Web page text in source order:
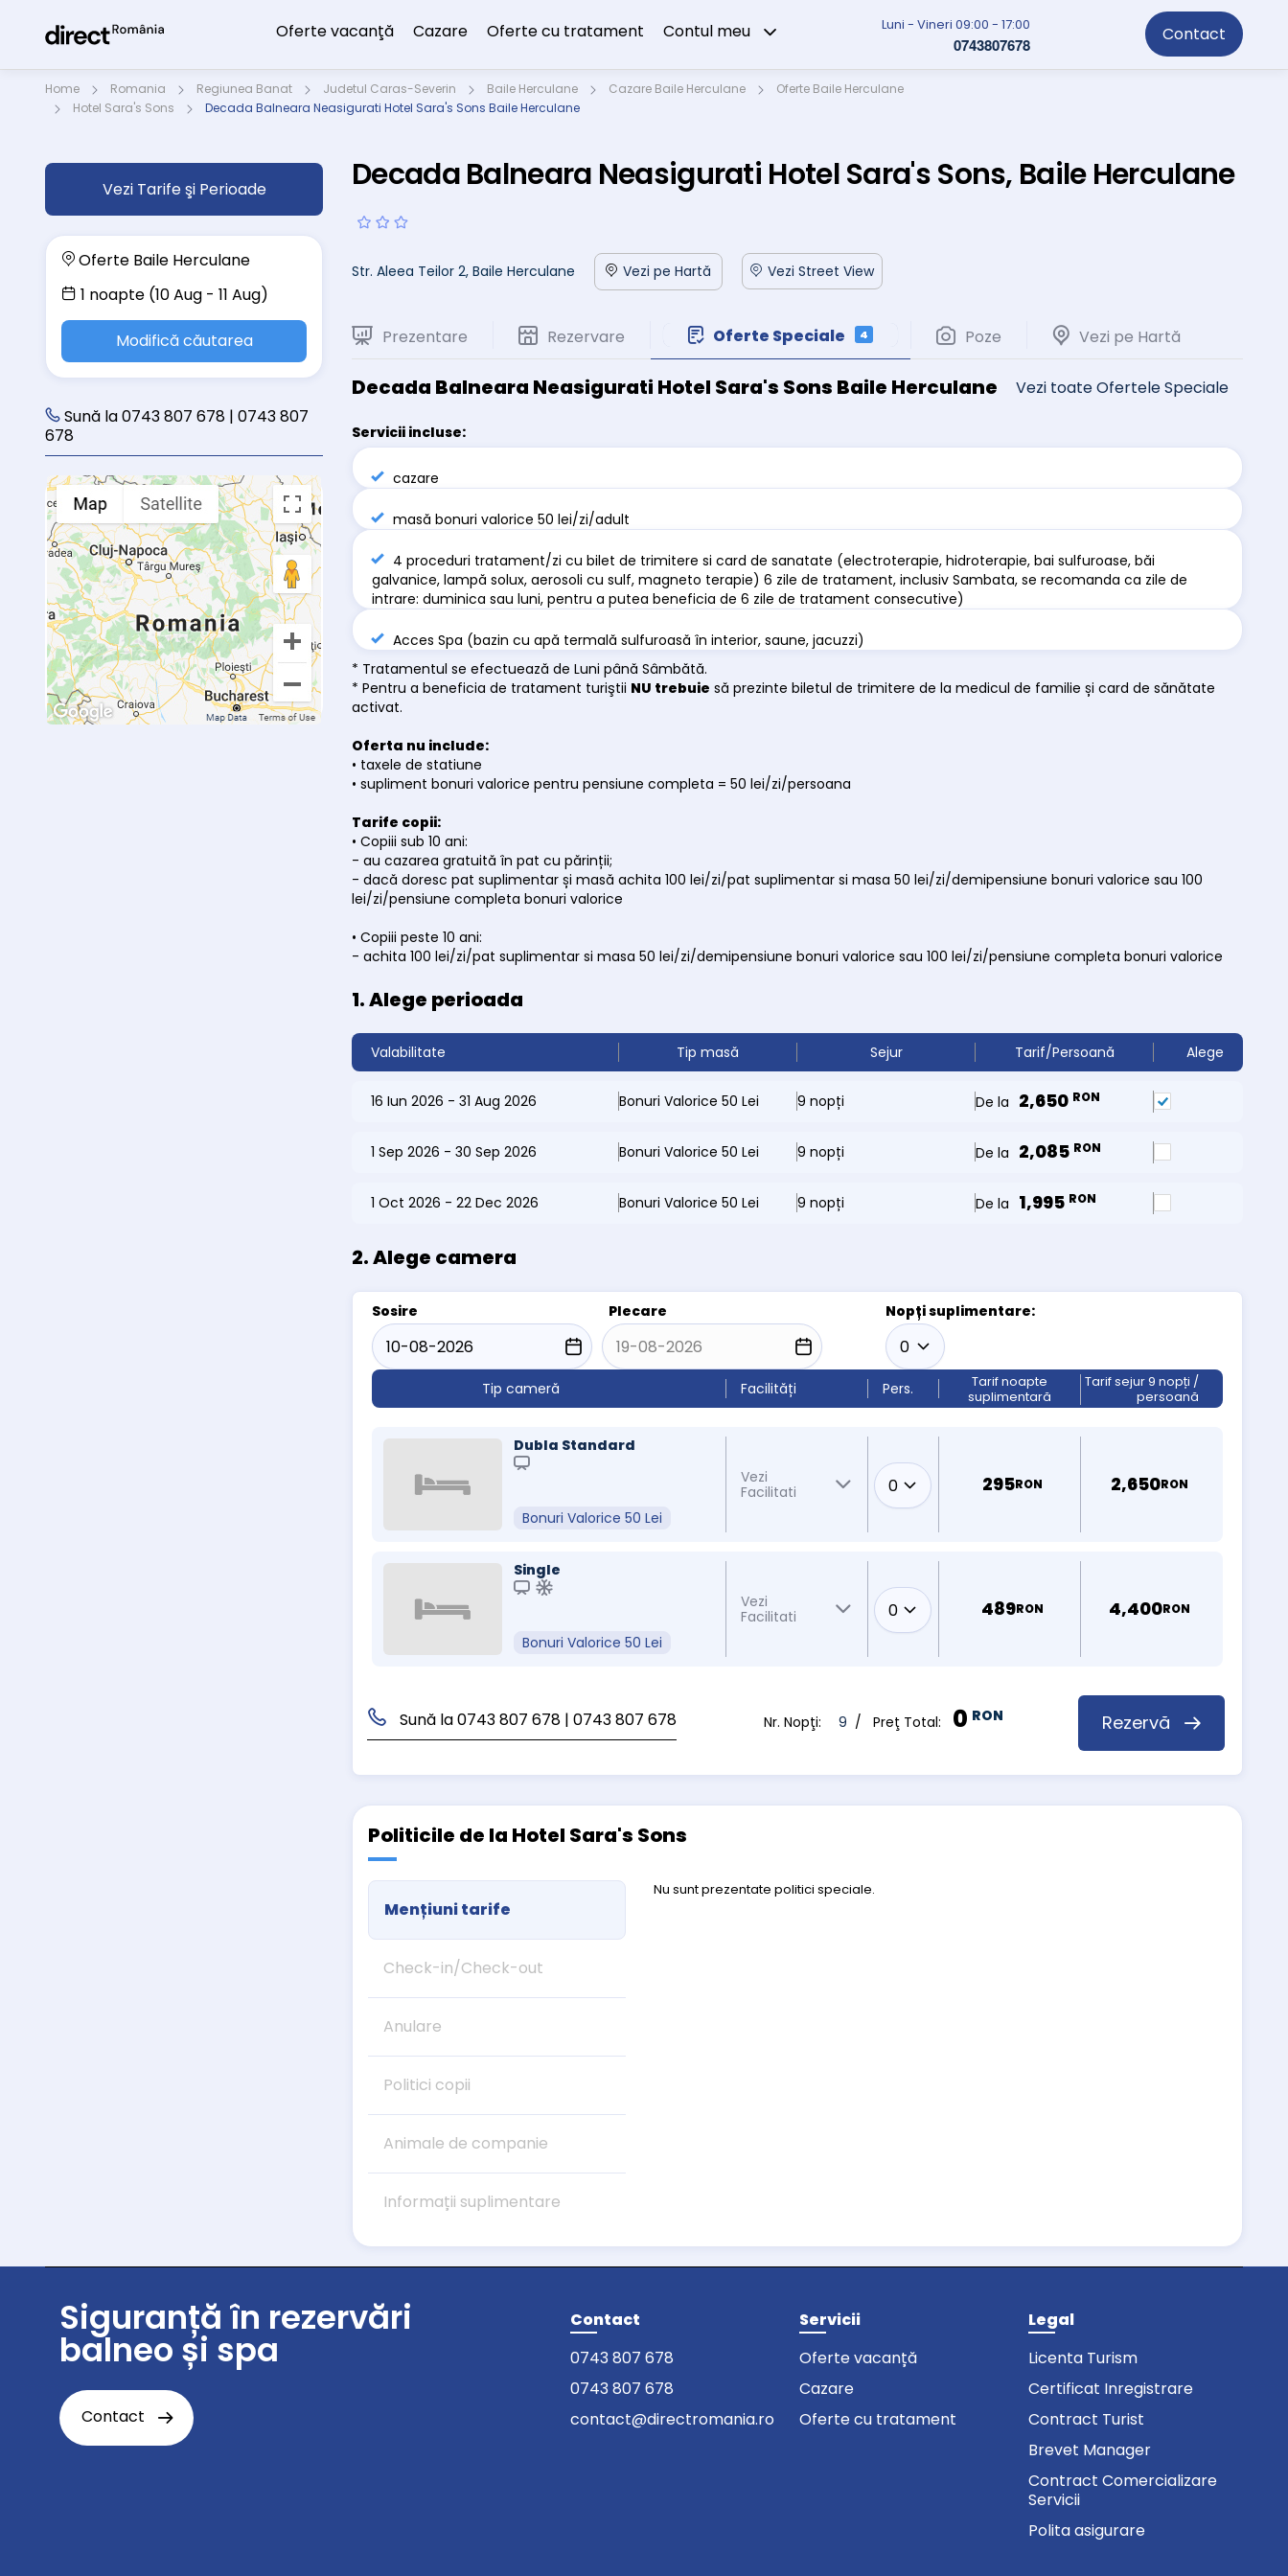
Oferte vacanţă Cazare Oferte cu tratament Contul meu Luni - Vineri 09:00 - 17:00
0743807678 Contact
Home Romania Regiunea Banat Judetul Caras-Severin Baile Herculane Cazare Baile Herculane
Oferte Baile Herculane
Hotel Sara's Sons
Decada Balneara Neasigurati Hotel Sara's Sons Baile Herculane
Vezi Tarife şi Perioade
Oferte Baile Herculane
1 noapte (10 Aug - 11 Aug)
Modifică căutarea
Sună la 0743 807 678 | 0743 807
678
Decada Balneara Neasigurati Hotel Sara's Sons, Baile Herculane
Str. Aleea Teilor 2, Baile Herculane Vezi pe Hartă Vezi Street View
Prezentare Rezervare Oferte Speciale 4 Poze Vezi pe Hartă
Vezi toate Ofertele Speciale
Decada Balneara Neasigurati Hotel Sara's Sons Baile Herculane
Servicii incluse:
cazare
masă bonuri valorice 50 lei/zi/adult
4 proceduri tratament/zi cu bilet de trimitere si card de sanatate (electroterapie, hidroterapie, bai sulfuroase, băi
galvanice, lampă solux, aerosoli cu sulf, magneto terapie) 6 zile de tratament, inclusiv Sambata, se recomanda ca zile de
intrare: duminica sau luni, pentru a putea beneficia de 6 zile de tratament consecutive)
Acces Spa (bazin cu apă termală sulfuroasă în interior, saune, jacuzzi)
* Tratamentul se efectuează de Luni până Sâmbătă.
* Pentru a beneficia de tratament turiştii NU trebuie să prezinte biletul de trimitere de la medicul de familie și card de sănătate
activat.
Oferta nu include:
• taxele de statiune
• supliment bonuri valorice pentru pensiune completa = 50 lei/zi/persoana
Tarife copii:
• Copiii sub 10 ani:
- au cazarea gratuită în pat cu părinții;
- dacă doresc pat suplimentar și masă achita 100 lei/zi/pat suplimentar si masa 50 lei/zi/demipensiune bonuri valorice sau 100
lei/zi/pensiune completa bonuri valorice
• Copiii peste 10 ani:
- achita 100 lei/zi/pat suplimentar si masa 50 lei/zi/demipensiune bonuri valorice sau 100 lei/zi/pensiune completa bonuri valorice
1. Alege perioada
Valabilitate Tip masă Sejur Tarif/Persoană Alege
16 Iun 2026 - 31 Aug 2026 Bonuri Valorice 50 Lei 9 nopți De la 2,650 RON
1 Sep 2026 - 30 Sep 2026 Bonuri Valorice 50 Lei 9 nopți De la 2,085 RON
1 Oct 2026 - 22 Dec 2026 Bonuri Valorice 50 Lei 9 nopți De la 1,995 RON
2. Alege camera
Sosire Plecare Nopți suplimentare:
Tip cameră Facilități Pers.
Tarif noapte
suplimentară
Tarif sejur 9 nopți /
persoană
Dubla Standard
Bonuri Valorice 50 Lei
Vezi
Facilitati
295RON 2,650RON
Single
Bonuri Valorice 50 Lei
Vezi
Facilitati
489RON 4,400RON
Sună la 0743 807 678 | 0743 807 678 Nr. Nopţi: 9 / Preţ Total: 0 RON Rezervă
Politicile de la Hotel Sara's Sons
Mențiuni tarife
Check-in/Check-out
Anulare
Politici copii
Animale de companie
Informații suplimentare
Nu sunt prezentate politici speciale.
Siguranță în rezervări
balneo și spa
Contact
Contact
0743 807 678
0743 807 678
contact@directromania.ro
Servicii
Oferte vacanță
Cazare
Oferte cu tratament
Legal
Licenta Turism
Certificat Inregistrare
Contract Turist
Brevet Manager
Contract Comercializare
Servicii
Polita asigurare